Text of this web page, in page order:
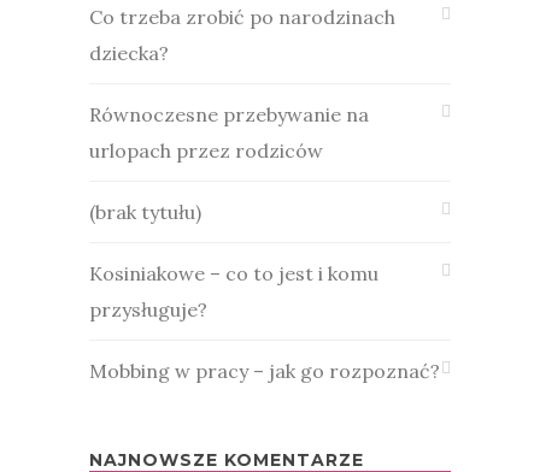
Co trzeba zrobić po narodzinach
dziecka?
Równoczesne przebywanie na
urlopach przez rodziców
(brak tytułu)
Kosiniakowe – co to jest i komu
przysługuje?
Mobbing w pracy – jak go rozpoznać?
NAJNOWSZE KOMENTARZE